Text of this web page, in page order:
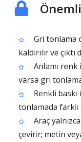
Gri tonlama
kaldırılır ve
Anlamı
varsa gri
Renkli
tonlamada
Araç
çevirir; metin